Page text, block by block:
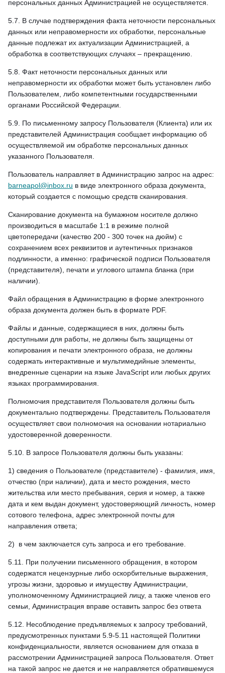
персональных данных Администрацией не осуществляется.
5.7. В случае подтверждения факта неточности персональных
данных или неправомерности их обработки, персональные
данные подлежат их актуализации Администрацией, а
обработка в соответствующих случаях – прекращению.
5.8. Факт неточности персональных данных или
неправомерности их обработки может быть установлен либо
Пользователем, либо компетентными государственными
органами Российской Федерации.
5.9. По письменному запросу Пользователя (Клиента) или их
представителей Администрация сообщает информацию об
осуществляемой им обработке персональных данных
указанного Пользователя.
Пользователь направляет в Администрацию запрос на адрес:
barneapol@inbox.ru в виде электронного образа документа,
который создается с помощью средств сканирования.
Сканирование документа на бумажном носителе должно
производиться в масштабе 1:1 в режиме полной
цветопередачи (качество 200 - 300 точек на дюйм) с
сохранением всех реквизитов и аутентичных признаков
подлинности, а именно: графической подписи Пользователя
(представителя), печати и углового штампа бланка (при
наличии).
Файл обращения в Администрацию в форме электронного
образа документа должен быть в формате PDF.
Файлы и данные, содержащиеся в них, должны быть
доступными для работы, не должны быть защищены от
копирования и печати электронного образа, не должны
содержать интерактивные и мультимедийные элементы,
внедренные сценарии на языке JavaScript или любых других
языках программирования.
Полномочия представителя Пользователя должны быть
документально подтверждены. Представитель Пользователя
осуществляет свои полномочия на основании нотариально
удостоверенной доверенности.
5.10. В запросе Пользователя должны быть указаны:
1) сведения о Пользователе (представителе) - фамилия, имя,
отчество (при наличии), дата и место рождения, место
жительства или место пребывания, серия и номер, а также
дата и кем выдан документ, удостоверяющий личность, номер
сотового телефона, адрес электронной почты для
направления ответа;
2) в чем заключается суть запроса и его требование.
5.11. При получении письменного обращения, в котором
содержатся нецензурные либо оскорбительные выражения,
угрозы жизни, здоровью и имуществу Администрации,
уполномоченному Администрацией лицу, а также членов его
семьи, Администрация вправе оставить запрос без ответа
5.12. Несоблюдение предъявляемых к запросу требований,
предусмотренных пунктами 5.9‑5.11 настоящей Политики
конфиденциальности, является основанием для отказа в
рассмотрении Администрацией запроса Пользователя. Ответ
на такой запрос не дается и не направляется обратившемуся